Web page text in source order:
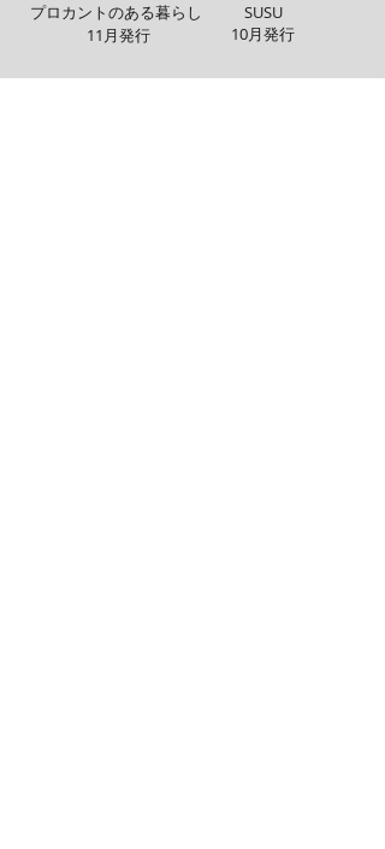
プロカントのある暮らし
11月発行
SUSU
10月発行